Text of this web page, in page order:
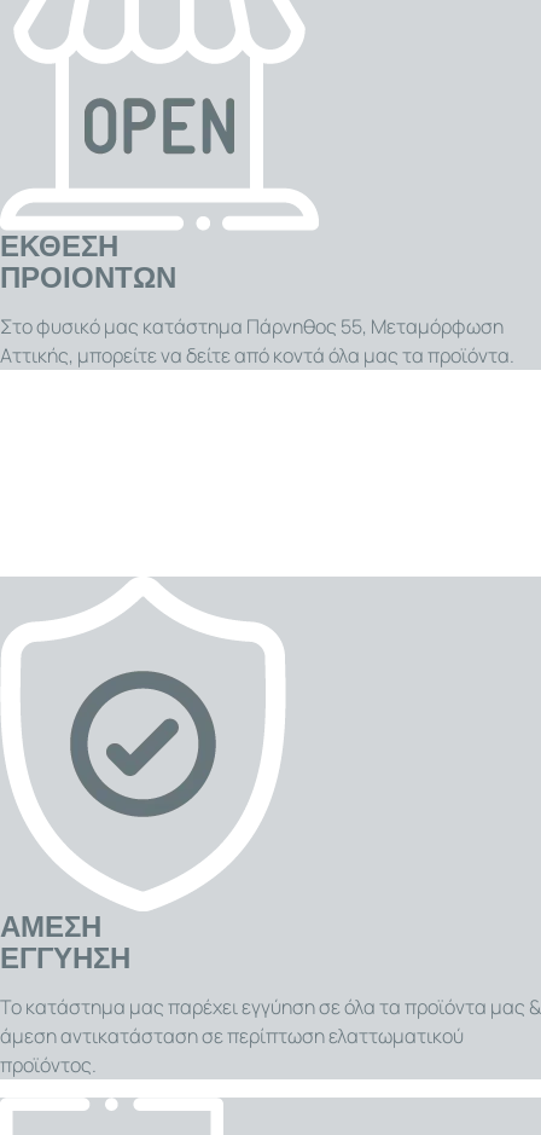
διαφορά, προσφέροντας ζεστασιά και άνεση κάθε
στιγμή! .
ΕΚΘΕΣΗ
ΠΡΟΙΟΝΤΩΝ
Στο φυσικό μας κατάστημα Πάρνηθος 55, Μεταμόρφωση
Αττικής, μπορείτε να δείτε από κοντά όλα μας τα προϊόντα.
ΑΜΕΣΗ
ΕΓΓΥΗΣΗ
Το κατάστημα μας παρέχει εγγύηση σε όλα τα προϊόντα μας &
άμεση αντικατάσταση σε περίπτωση ελαττωματικού
προϊόντος.